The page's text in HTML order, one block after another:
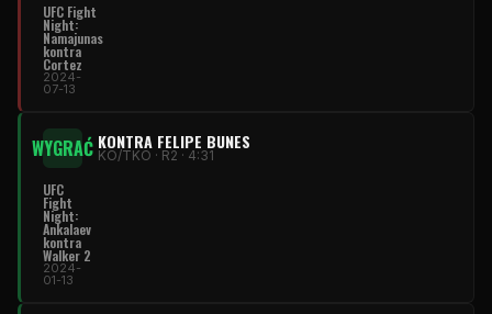
UFC Fight
Night:
Namajunas
kontra
Cortez
2024-
07-13
WYGRAĆ KONTRA FELIPE BUNES
KO/TKO · R2 · 4:31
UFC
Fight
Night:
Ankalaev
kontra
Walker 2
2024-
01-13